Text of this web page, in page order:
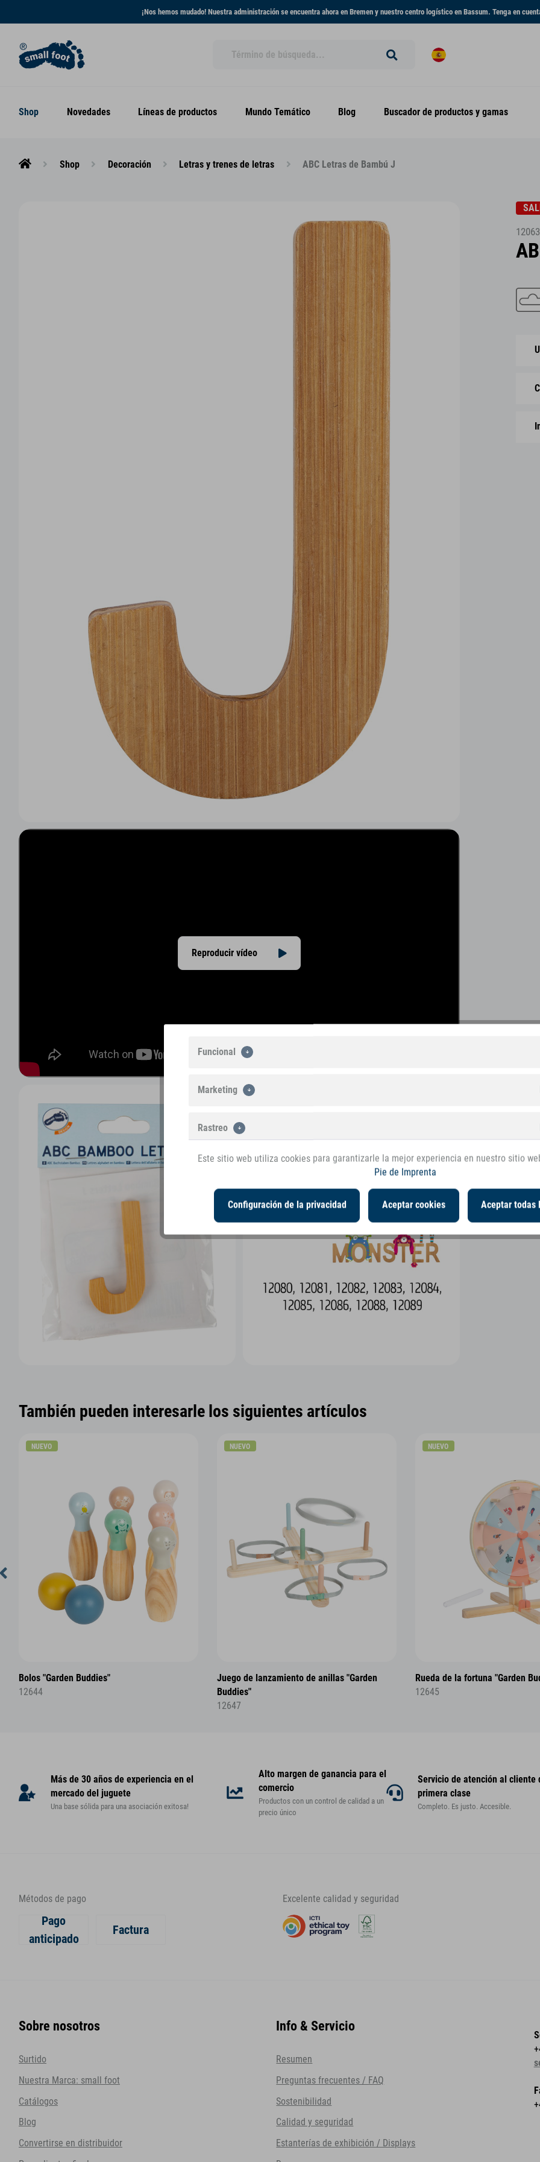
¡Nos hemos mudado! Nuestra administración se encuentra ahora en Bremen y nuestro centro logístico en Bassum. Tenga en
Shop Novedades Líneas de productos Mundo Temático Blog Buscador de productos y gamas
Shop Decoración Letras y trenes de letras ABC Letras de Bambú J
12063
Reproducir vídeo
También pueden interesarle los siguientes artículos
NUEVO
Bolos "Garden Buddies"
12644
NUEVO
Juego de lanzamiento de anillas "Garden
Buddies"
12647
NUEVO
Rueda de la fortuna "Garden
12645
Más de 30 años de experiencia en el
mercado del juguete
Una base sólida para una asociación exitosa!
Alto margen de ganancia para el
comercio
Productos con un control de calidad a un
precio único
Servicio de atención al cliente
primera clase
Completo. Es justo. Accesible.
Métodos de pago
Pago
anticipado
Factura
Excelente calidad y seguridad
Sobre nosotros
Surtido
Nuestra Marca: small foot
Catálogos
Blog
Convertirse en distribuidor
Info & Servicio
Resumen
Preguntas frecuentes / FAQ
Sostenibilidad
Calidad y seguridad
Estanterías de exhibición / Displays
Funcional
Marketing
Rastreo
Este sitio web utiliza cookies para garantizarle la mejor experiencia en nuestro sitio
Pie de Imprenta
Configuración de la privacidad Aceptar cookies Aceptar todas